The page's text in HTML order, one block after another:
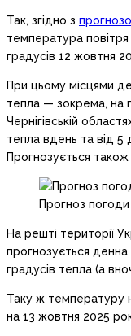
Так, згідно з
температура повітря
градусів 12 жовтня
При цьому місцями
тепла — зокрема, на
Чернігівській
тепла вдень та від 5
Прогнозується
Прогноз
На решті території
прогнозується
градусів тепла (а
Таку ж температуру
на 13 жовтня 2025